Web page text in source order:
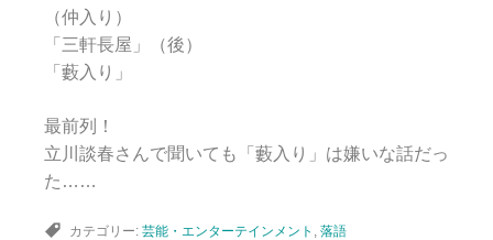
（仲入り）
「三軒長屋」（後）
「藪入り」
最前列！
立川談春さんで聞いても「藪入り」は嫌いな話だっ
た……
カテゴリー: 芸能・エンターテインメント , 落語